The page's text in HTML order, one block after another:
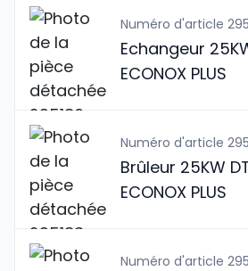
Numéro d'article
Echangeur
ECONOX PLUS
Numéro d'article
Brûleur 25KW
ECONOX PLUS
Numéro d'article